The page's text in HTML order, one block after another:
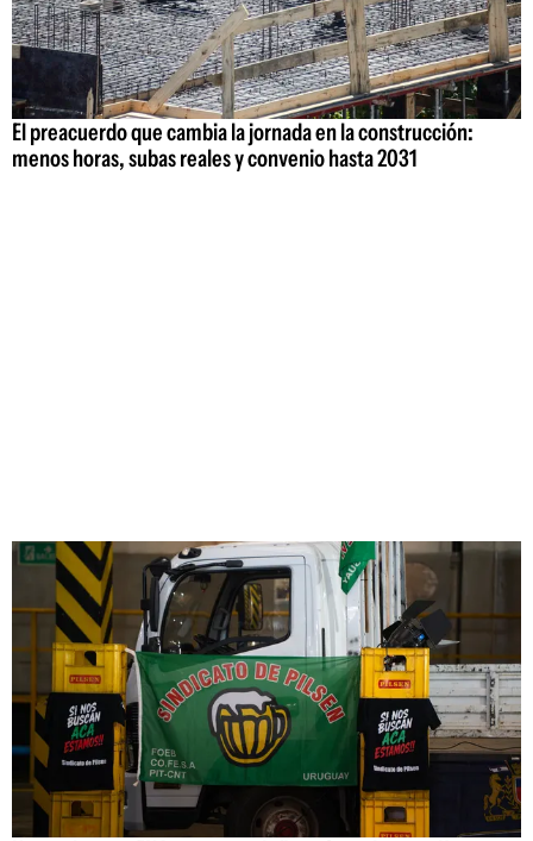
El preacuerdo que cambia la jornada en la construcción:
menos horas, subas reales y convenio hasta 2031